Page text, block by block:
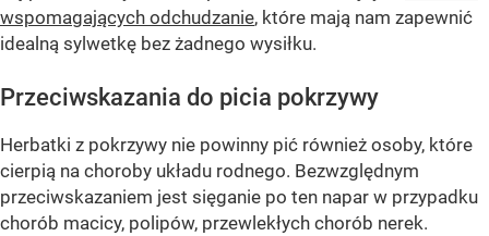
wspomagających odchudzanie, które mają nam zapewnić
idealną sylwetkę bez żadnego wysiłku.
Przeciwskazania do picia pokrzywy
Herbatki z pokrzywy nie powinny pić również osoby, które
cierpią na choroby układu rodnego. Bezwzględnym
przeciwskazaniem jest sięganie po ten napar w przypadku
chorób macicy, polipów, przewlekłych chorób nerek.